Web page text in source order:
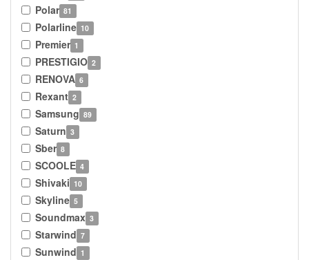
Polar 81
Polarline 10
Premier 1
PRESTIGIO 2
RENOVA 6
Rexant 2
Samsung 89
Saturn 3
Sber 8
SCOOLE 4
Shivaki 10
Skyline 5
Soundmax 3
Starwind 7
Sunwind 1